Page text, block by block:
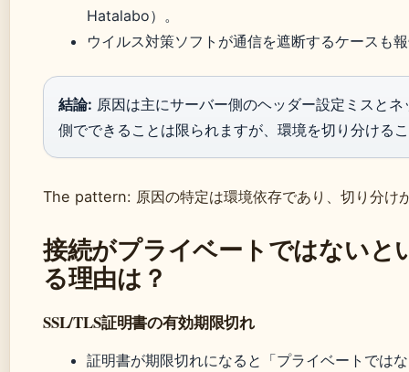
Hatalabo）。
ウイルス対策ソフトが通信を遮断するケースも
結論: 原因は主にサーバー側のヘッダー設定ミスと
側でできることは限られますが、環境を切り分ける
The pattern: 原因の特定は環境依存であり、切り分け
接続がプライベートではないと
る理由は？
SSL/TLS証明書の有効期限切れ
証明書が期限切れになると「プライベートでは